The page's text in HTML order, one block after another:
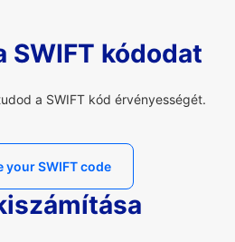
SWIFT kódodat
a SWIFT kód érvényességét.
your SWIFT code